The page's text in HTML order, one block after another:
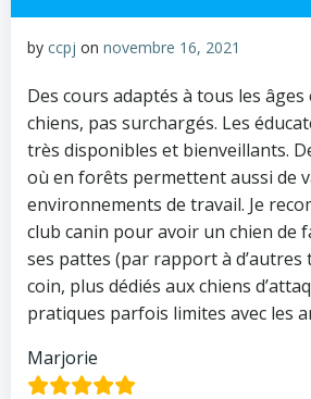
by ccpj on novembre 16, 2021
Des cours adaptés à tous les âges
chiens, pas surchargés. Les
très disponibles et bienveillants.
où en forêts permettent aussi de
environnements de travail. Je
club canin pour avoir un chien de
ses pattes (par rapport à d’autres
coin, plus dédiés aux chiens
pratiques parfois limites avec les
Marjorie